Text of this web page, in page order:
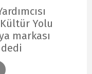
Yolu
markası